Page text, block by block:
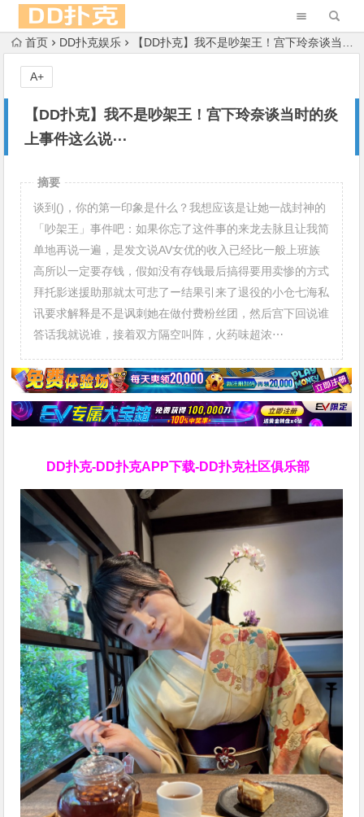
首页 DD扑克娱乐 【DD扑克】我不是吵架王！宫下玲奈谈当时的炎上事件这么说⋯
【DD扑克】我不是吵架王！宫下玲奈谈当时的炎
上事件这么说⋯
A+
摘要
谈到()，你的第一印象是什么？我想应该是让她一战封神的
「吵架王」事件吧：如果你忘了这件事的来龙去脉且让我简
单地再说一遍，是发文说AV女优的收入已经比一般上班族
高所以一定要存钱，假如没有存钱最后搞得要用卖惨的方式
拜托影迷援助那就太可悲了ー结果引来了退役的小仓七海私
讯要求解释是不是讽刺她在做付费粉丝团，然后宫下回说谁
答话我就说谁，接着双方隔空叫阵，火药味超浓⋯
DD扑克-DD扑克APP下载-DD扑克社区俱乐部